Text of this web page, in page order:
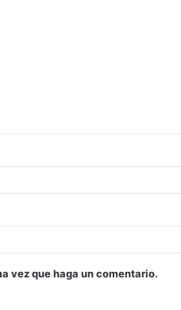
vez que haga un comentario.